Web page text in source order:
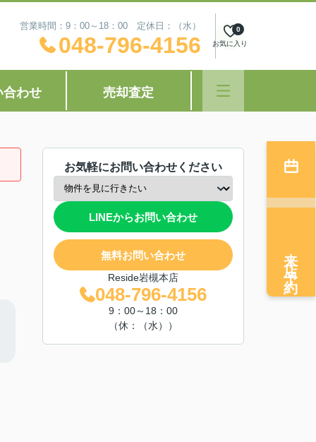
営業時間：9：00～18：00 定休日：（水）
048-796-4156 お気に入り
0
合わせ 売却査定
お気軽にお問い合わせください
LINEからお問い合わせ
無料お問い合わせ
Reside岩槻本店
048-796-4156
9：00～18：00
（休：（水））
来店予約